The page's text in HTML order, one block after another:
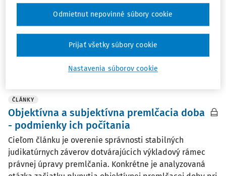
sťaženie spoločenského uplatnenia v znení neskorších
predpisov a jeho možným nesúladom s jednotlivými
článkami Ústavy SR. Autor podrobuje analýze ...
/ 24 minút čítania
ČLÁNKY
Objektívna a subjektívna premlčacia doba
- podmienky ich počítania
Cieľom článku je overenie správnosti stabilných
judikatúrnych záverov dotvárajúcich výkladový rámec
právnej úpravy premlčania. Konkrétne je analyzovaná
Nastavenia súborov cookie
Odmietnut nepovinné súbory cookie
Prijať všetky súbory cookie